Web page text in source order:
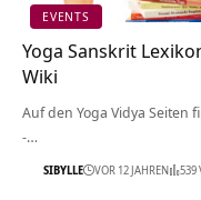
EVENTS
Yoga Sanskrit
Wiki
Auf den Yoga Vidya Seiten
-…
SIBYLLE VOR 12 JAHREN 539